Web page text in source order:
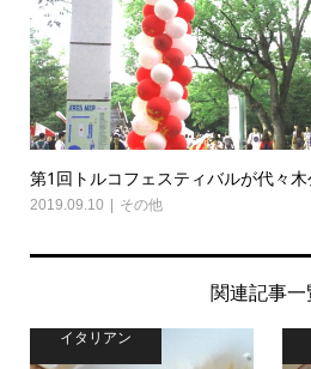
第1回トルコフェスティバルが代々
2019.09.10 その他
関連記事一
イタリアン